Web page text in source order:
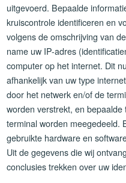
uitgevoerd. Bepaalde
kruiscontrole identificeren en
volgens de omschrijving van
name uw IP-adres
computer op het internet. Dit
afhankelijk van uw type
door het netwerk en/of de
worden verstrekt, en
terminal worden meegedeeld.
gebruikte hardware en
Uit de gegevens die wij
conclusies trekken over uw